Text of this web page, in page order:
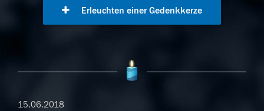
Erleuchten einer Gedenkkerze
15.06.2018